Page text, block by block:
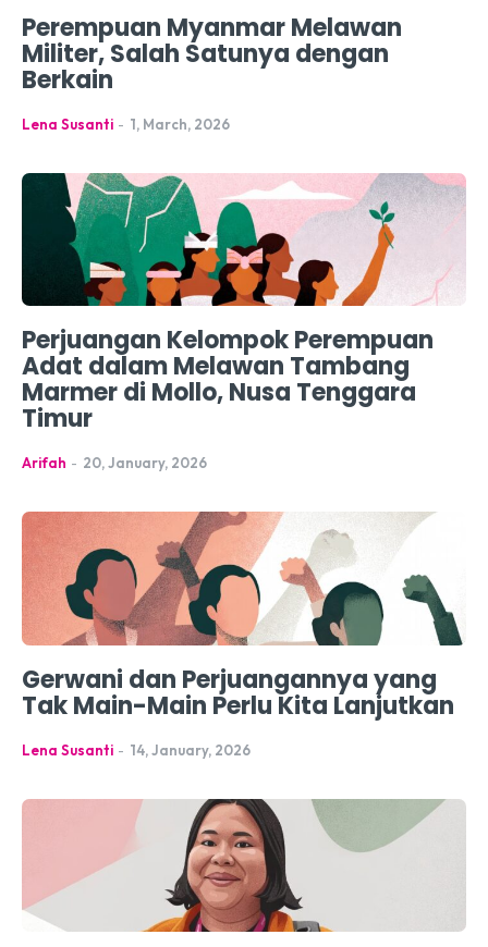
Perempuan Myanmar Melawan
Militer, Salah Satunya dengan
Berkain
Lena Susanti - 1, March, 2026
Perjuangan Kelompok Perempuan
Adat dalam Melawan Tambang
Marmer di Mollo, Nusa Tenggara
Timur
Arifah - 20, January, 2026
Gerwani dan Perjuangannya yang
Tak Main-Main Perlu Kita Lanjutkan
Lena Susanti - 14, January, 2026